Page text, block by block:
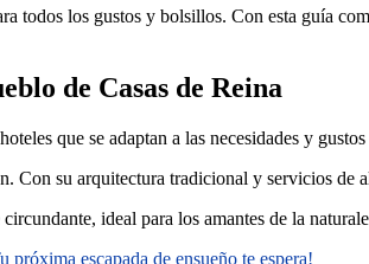
todos los gustos y bolsillos. Con esta guía
de Casas de Reina
que se adaptan a las necesidades y
su arquitectura tradicional y servicios de
ideal para los amantes de la
escapada de ensueño te espera!